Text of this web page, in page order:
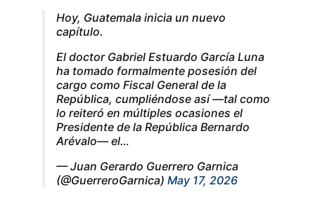
Hoy, Guatemala inicia un nuevo
capítulo.
El doctor Gabriel Estuardo García Luna
ha tomado formalmente posesión del
cargo como Fiscal General de la
República, cumpliéndose así —tal como
lo reiteró en múltiples ocasiones el
Presidente de la República Bernardo
Arévalo— el…
— Juan Gerardo Guerrero Garnica
(@GuerreroGarnica) May 17, 2026